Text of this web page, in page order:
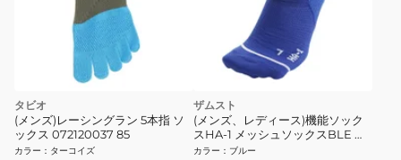
タビオ
(メンズ)レーシングラン 5本指 ソ
ックス 072120037 85
カラー ： ターコイズ
ザムスト
(メンズ、レディース)機能ソック
スHA-1 メッシュソックスBLE 靴
下
カラー ： ブルー